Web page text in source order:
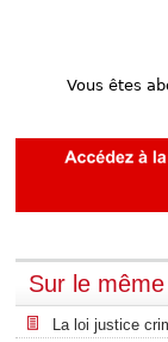
Vous êtes
Sur le
La loi justice